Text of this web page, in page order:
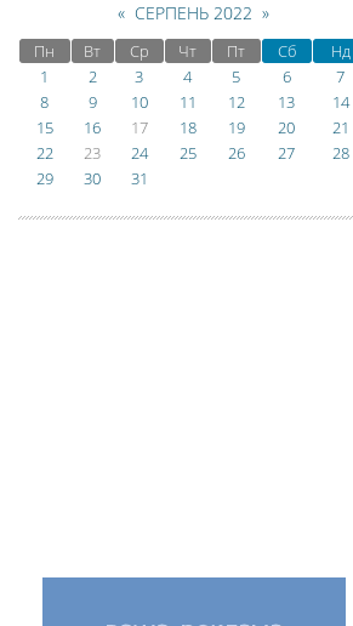
« СЕРПЕНЬ 2022 »
Пн Вт Ср Чт Пт Сб
Нд
1
2 3 4 5 6
7
8
9 10 11 12 13
14
15
16 17 18 19 20
21
22
23 24 25 26 27
28
29
30 31